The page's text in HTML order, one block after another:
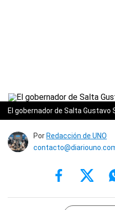
El gobernador de Salta Gustavo
Por Redacción de UNO